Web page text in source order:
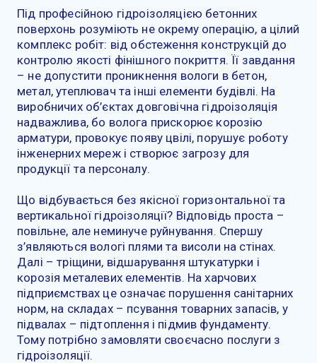
Під професійною гідроізоляцією бетонних
поверхонь розуміють не окрему операцію, а цілий
комплекс робіт: від обстеження конструкцій до
контролю якості фінішного покриття. Її завдання
– не допустити проникнення вологи в бетон,
метал, утеплювач та інші елементи будівлі. На
виробничих об’єктах довговічна гідроізоляція
надважлива, бо волога прискорює корозію
арматури, провокує появу цвілі, порушує роботу
інженерних мереж і створює загрозу для
продукції та персоналу.
Що відбувається без якісної горизонтальної та
вертикальної гідроізоляції? Відповідь проста –
повільне, але неминуче руйнування. Спершу
з’являються вологі плями та висоли на стінах.
Далі – тріщини, відшарування штукатурки і
корозія металевих елементів. На харчових
підприємствах це означає порушення санітарних
норм, на складах – псування товарних запасів, у
підвалах – підтоплення і підмив фундаменту.
Тому потрібно замовляти своєчасно послуги з
гідроізоляції.